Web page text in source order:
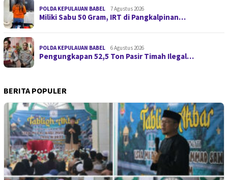
POLDA KEPULAUAN BABEL 7 Agustus 2026
Miliki Sabu 50 Gram, IRT di Pangkalpinan…
POLDA KEPULAUAN BABEL 6 Agustus 2026
Pengungkapan 52,5 Ton Pasir Timah Ilegal…
BERITA POPULER